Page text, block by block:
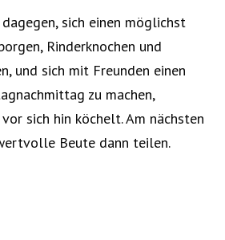
sich einen möglichst
Rinderknochen und
und sich mit Freunden einen
zu machen,
sich hin köchelt. Am nächsten
Beute dann teilen.